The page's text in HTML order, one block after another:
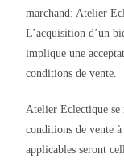
marchand: Atelier
L’acquisition d’un
implique une
conditions de vente.
Atelier Eclectique
conditions de vente
applicables seront